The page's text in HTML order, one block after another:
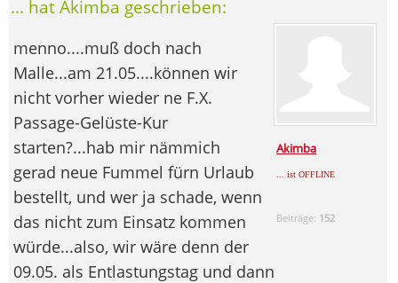
... hat Akimba geschrieben:
Akimba
... ist OFFLINE
Beiträge: 152
menno....muß doch nach
Malle...am 21.05....können wir
nicht vorher wieder ne F.X.
Passage-Gelüste-Kur
starten?...hab mir nämmich
gerad neue Fummel fürn Urlaub
bestellt, und wer ja schade, wenn
das nicht zum Einsatz kommen
würde...also, wir wäre denn der
09.05. als Entlastungstag und dann